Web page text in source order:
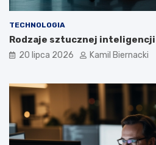
TECHNOLOGIA
Rodzaje sztucznej inteligencji
20 lipca 2026 Kamil Biernacki